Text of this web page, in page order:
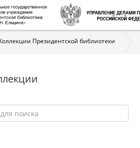
Президентской библиотеки